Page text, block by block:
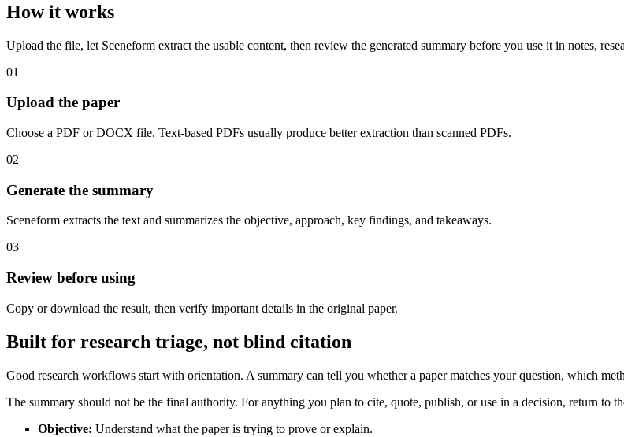
How it works
Upload the file, let Sceneform extract the usable content, then review the generated summary before you use it in notes,
01
Upload the paper
Choose a PDF or DOCX file. Text-based PDFs usually produce better extraction than scanned PDFs.
02
Generate the summary
Sceneform extracts the text and summarizes the objective, approach, key findings, and takeaways.
03
Review before using
Copy or download the result, then verify important details in the original paper.
Built for research triage, not blind citation
Good research workflows start with orientation. A summary can tell you whether a paper matches your question, which
The summary should not be the final authority. For anything you plan to cite, quote, publish, or use in a decision, return to
Objective: Understand what the paper is trying to prove or explain.